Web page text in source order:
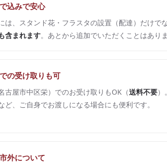
込みで安心
は、スタンド花・フラスタの設置（配達）だけでな
含まれます。あとから追加でいただくことはありま
の受け取りも可
古屋市中区栄）でのお受け取りもOK（送料不要）
ど、ご自身でお渡しになる場合にも便利です。
外について